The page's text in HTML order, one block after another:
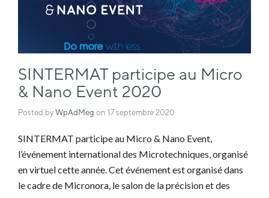
SINTERMAT participe au Micro
& Nano Event 2020
Posted by WpAdMeg on 17 septembre 2020
SINTERMAT participe au Micro & Nano Event,
l’événement international des Microtechniques, organisé
en virtuel cette année. Cet événement est organisé dans
le cadre de Micronora, le salon de la précision et des